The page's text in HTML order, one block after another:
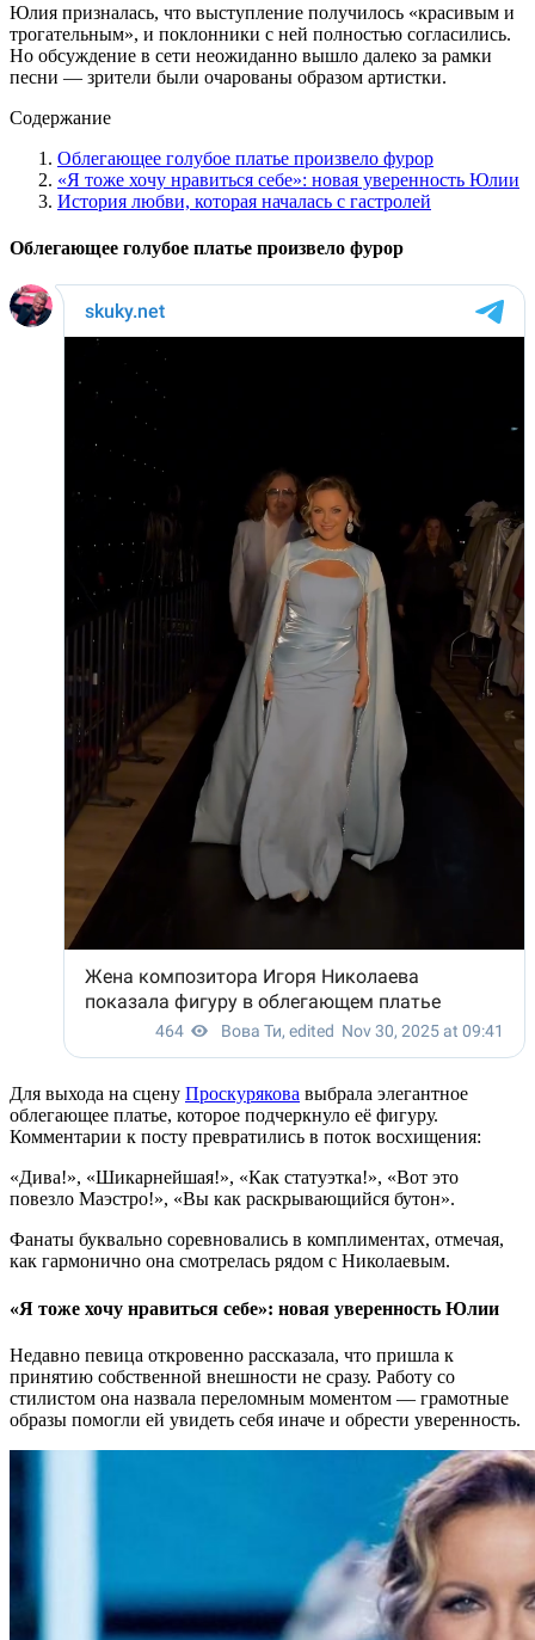
Юлия призналась, что выступление получилось «красивым и
трогательным», и поклонники с ней полностью согласились.
Но обсуждение в сети неожиданно вышло далеко за рамки
песни — зрители были очарованы образом артистки.
Содержание
Облегающее голубое платье произвело фурор
«Я тоже хочу нравиться себе»: новая уверенность Юлии
История любви, которая началась с гастролей
Облегающее голубое платье произвело фурор
Для выхода на сцену Проскурякова выбрала элегантное
облегающее платье, которое подчеркнуло её фигуру.
Комментарии к посту превратились в поток восхищения:
«Дива!», «Шикарнейшая!», «Как статуэтка!», «Вот это
повезло Маэстро!», «Вы как раскрывающийся бутон».
Фанаты буквально соревновались в комплиментах, отмечая,
как гармонично она смотрелась рядом с Николаевым.
«Я тоже хочу нравиться себе»: новая уверенность Юлии
Недавно певица откровенно рассказала, что пришла к
принятию собственной внешности не сразу. Работу со
стилистом она назвала переломным моментом — грамотные
образы помогли ей увидеть себя иначе и обрести уверенность.